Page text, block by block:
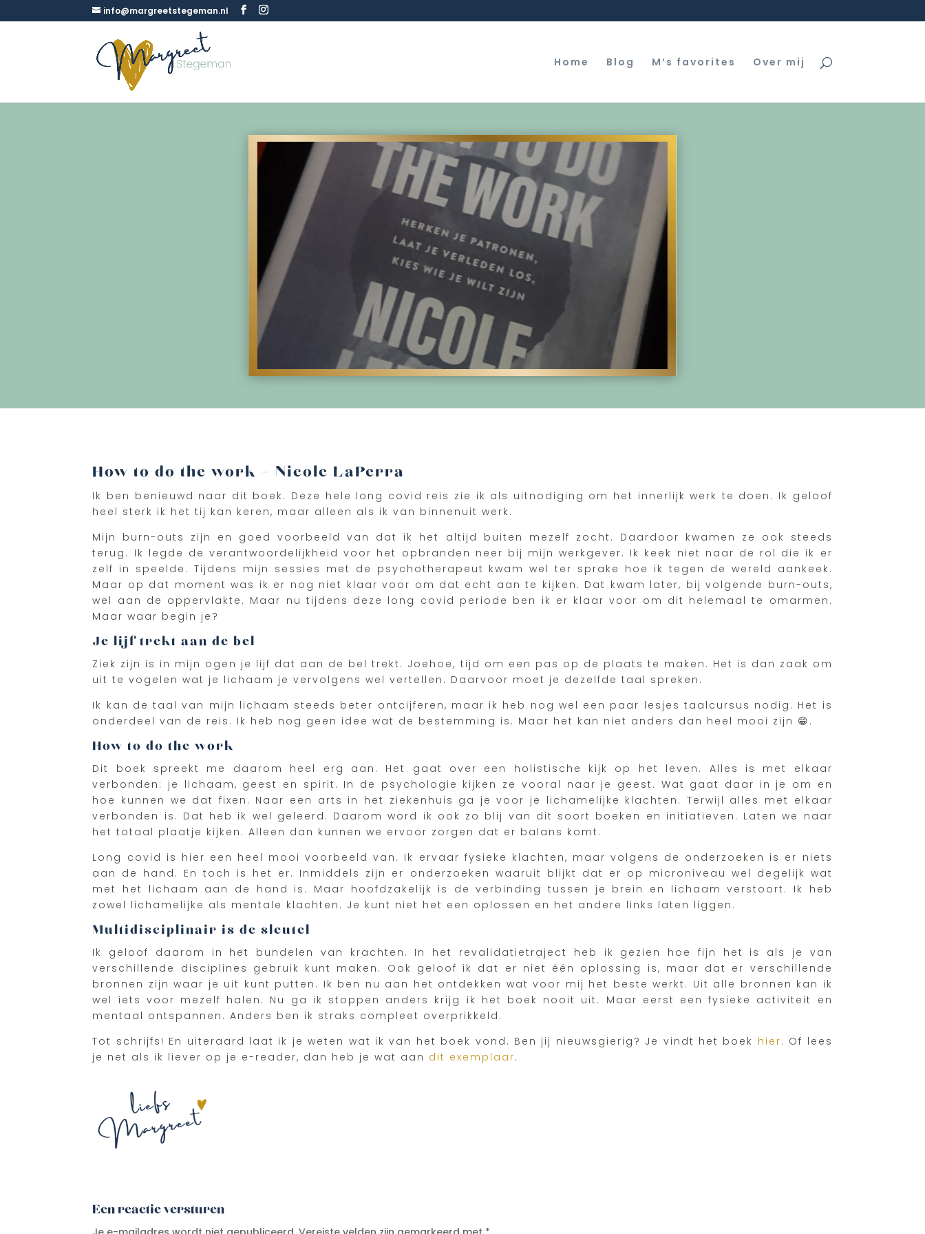
info@margreetstegeman.nl
Home Blog M’s favorites Over mij
How to do the work – Nicole LaPerra
Ik ben benieuwd naar dit boek. Deze hele long covid reis zie ik als uitnodiging om het innerlijk werk te doen. Ik geloof
heel sterk ik het tij kan keren, maar alleen als ik van binnenuit werk.
Mijn burn-outs zijn en goed voorbeeld van dat ik het altijd buiten mezelf zocht. Daardoor kwamen ze ook steeds
terug. Ik legde de verantwoordelijkheid voor het opbranden neer bij mijn werkgever. Ik keek niet naar de rol die ik er
zelf in speelde. Tijdens mijn sessies met de psychotherapeut kwam wel ter sprake hoe ik tegen de wereld aankeek.
Maar op dat moment was ik er nog niet klaar voor om dat echt aan te kijken. Dat kwam later, bij volgende burn-outs,
wel aan de oppervlakte. Maar nu tijdens deze long covid periode ben ik er klaar voor om dit helemaal te omarmen.
Maar waar begin je?
Je lijf trekt aan de bel
Ziek zijn is in mijn ogen je lijf dat aan de bel trekt. Joehoe, tijd om een pas op de plaats te maken. Het is dan zaak om
uit te vogelen wat je lichaam je vervolgens wel vertellen. Daarvoor moet je dezelfde taal spreken.
Ik kan de taal van mijn lichaam steeds beter ontcijferen, maar ik heb nog wel een paar lesjes taalcursus nodig. Het is
onderdeel van de reis. Ik heb nog geen idee wat de bestemming is. Maar het kan niet anders dan heel mooi zijn 😁.
How to do the work
Dit boek spreekt me daarom heel erg aan. Het gaat over een holistische kijk op het leven. Alles is met elkaar
verbonden: je lichaam, geest en spirit. In de psychologie kijken ze vooral naar je geest. Wat gaat daar in je om en
hoe kunnen we dat fixen. Naar een arts in het ziekenhuis ga je voor je lichamelijke klachten. Terwijl alles met elkaar
verbonden is. Dat heb ik wel geleerd. Daarom word ik ook zo blij van dit soort boeken en initiatieven. Laten we naar
het totaal plaatje kijken. Alleen dan kunnen we ervoor zorgen dat er balans komt.
Long covid is hier een heel mooi voorbeeld van. Ik ervaar fysieke klachten, maar volgens de onderzoeken is er niets
aan de hand. En toch is het er. Inmiddels zijn er onderzoeken waaruit blijkt dat er op microniveau wel degelijk wat
met het lichaam aan de hand is. Maar hoofdzakelijk is de verbinding tussen je brein en lichaam verstoort. Ik heb
zowel lichamelijke als mentale klachten. Je kunt niet het een oplossen en het andere links laten liggen.
Multidisciplinair is de sleutel
Ik geloof daarom in het bundelen van krachten. In het revalidatietraject heb ik gezien hoe fijn het is als je van
verschillende disciplines gebruik kunt maken. Ook geloof ik dat er niet één oplossing is, maar dat er verschillende
bronnen zijn waar je uit kunt putten. Ik ben nu aan het ontdekken wat voor mij het beste werkt. Uit alle bronnen kan ik
wel iets voor mezelf halen. Nu ga ik stoppen anders krijg ik het boek nooit uit. Maar eerst een fysieke activiteit en
mentaal ontspannen. Anders ben ik straks compleet overprikkeld.
Tot schrijfs! En uiteraard laat ik je weten wat ik van het boek vond. Ben jij nieuwsgierig? Je vindt het boek hier. Of lees
je net als ik liever op je e-reader, dan heb je wat aan dit exemplaar.
Een reactie versturen